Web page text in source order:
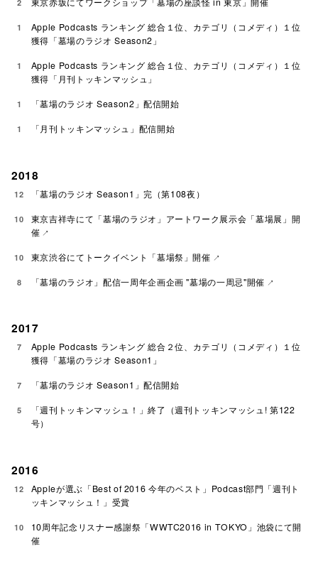
2
1
Apple Podcasts ランキング 総合１位、カテゴリ（コメディ）１位
獲得「墓場のラジオ Season2」
1
Apple Podcasts ランキング 総合１位、カテゴリ（コメディ）１位
獲得「月刊トッキンマッシュ」
1 「墓場のラジオ Season2」配信開始
1 「月刊トッキンマッシュ」配信開始
2018
12 「墓場のラジオ Season1」完（第108夜）
10
東京吉祥寺にて「墓場のラジオ」アートワーク展示会「墓場展」開
催
10 東京渋谷にてトークイベント「墓場祭」開催
8 「墓場のラジオ」配信一周年企画企画 "墓場の一周忌"開催
2017
7
Apple Podcasts ランキング 総合２位、カテゴリ（コメディ）１位
獲得「墓場のラジオ Season1」
7 「墓場のラジオ Season1」配信開始
5
「週刊トッキンマッシュ！」終了（週刊トッキンマッシュ! 第122
号）
2016
12
Appleが選ぶ「Best of 2016 今年のベスト」Podcast部門「週刊ト
ッキンマッシュ！」受賞
10
10周年記念リスナー感謝祭「WWTC2016 in TOKYO」池袋にて開
催